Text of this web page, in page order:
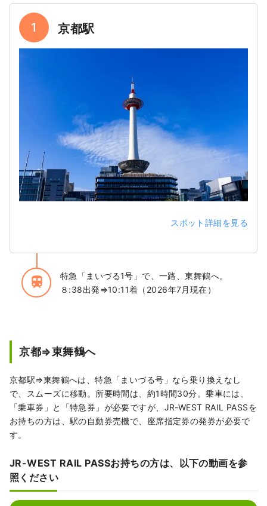
1 京都駅
スポット詳細を見る
train
特急「まいづる1号」で、一路、東舞鶴へ。
８:38出発⇒10:11着（2026年7月現在）
京都⇒東舞鶴へ
京都駅⇒東舞鶴へは、特急「まいづる号」なら乗り換えなし
で、スムーズに移動。所要時間は、約1時間30分。乗車には、
「乗車券」と「特急券」が必要ですが、JR-WEST RAIL PASSを
お持ちの方は、駅の自動券売機で、座席指定券の発券が必要で
す。
JR-WEST RAIL PASSお持ちの方は、以下の動画を参
照ください